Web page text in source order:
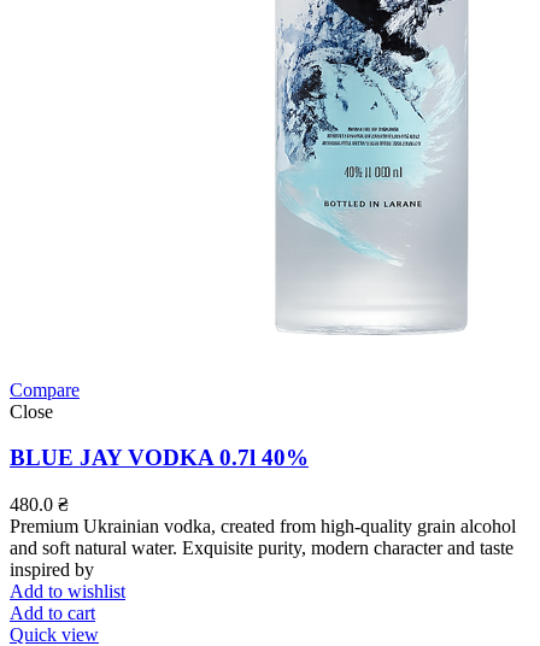
Compare
Close
BLUE JAY VODKA 0.7l 40%
480.0 ₴
Premium Ukrainian vodka, created from high-quality grain alcohol
and soft natural water. Exquisite purity, modern character and taste
inspired by
Add to wishlist
Add to cart
Quick view